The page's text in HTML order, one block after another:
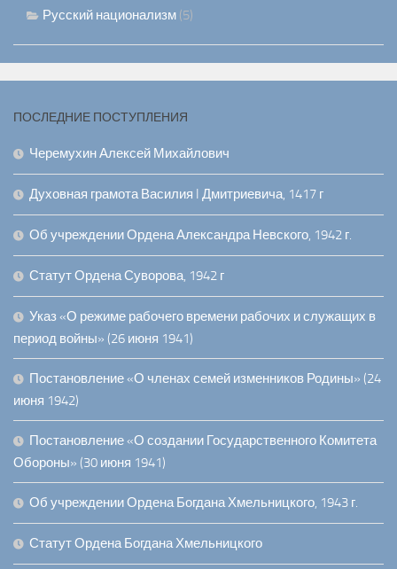
Русский национализм (5)
ПОСЛЕДНИЕ ПОСТУПЛЕНИЯ
Черемухин Алексей Михайлович
Духовная грамота Василия I Дмитриевича, 1417 г
Об учреждении Ордена Александра Невского, 1942 г.
Статут Ордена Суворова, 1942 г
Указ «О режиме рабочего времени рабочих и служащих в
период войны» (26 июня 1941)
Постановление «О членах семей изменников Родины» (24
июня 1942)
Постановление «О создании Государственного Комитета
Обороны» (30 июня 1941)
Об учреждении Ордена Богдана Хмельницкого, 1943 г.
Статут Ордена Богдана Хмельницкого